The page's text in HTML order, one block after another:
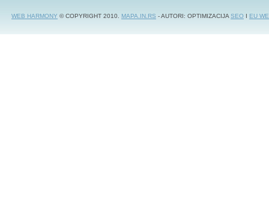
WEB HARMONY © COPYRIGHT 2010. MAPA.IN.RS - AUTORI: OPTIMIZACIJASEO I EU